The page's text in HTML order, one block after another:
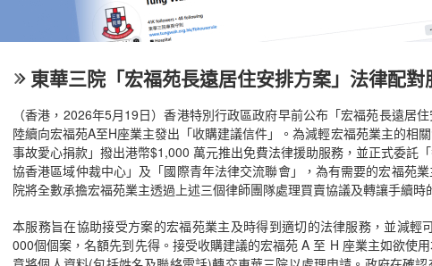
東華三院「宏福苑長遠居住安排方案」法律配對
（香港，2026年5月19日）香港特別行政區政府早前公布「宏福苑長遠居
陸續向宏福苑A至H座業主發出「收購建議信件」。為減輕宏福苑業主的相
事故愛心捐款」撥出港幣$1,000 萬元推出免費法律援助服務，並正式委託
協香港區域仲裁中心」及「國際青年法律交流聯會」，為有需要的宏福苑
院將全數承擔宏福苑業主透過上述三個律師團隊處理買賣協議及轉讓手續時
本服務旨在協助接受方案的宏福苑業主及時得到適切的法律服務，並減輕
000個個案，名額先到先得。接受收購建議的宏福苑 A 至 H 座業主如欲使